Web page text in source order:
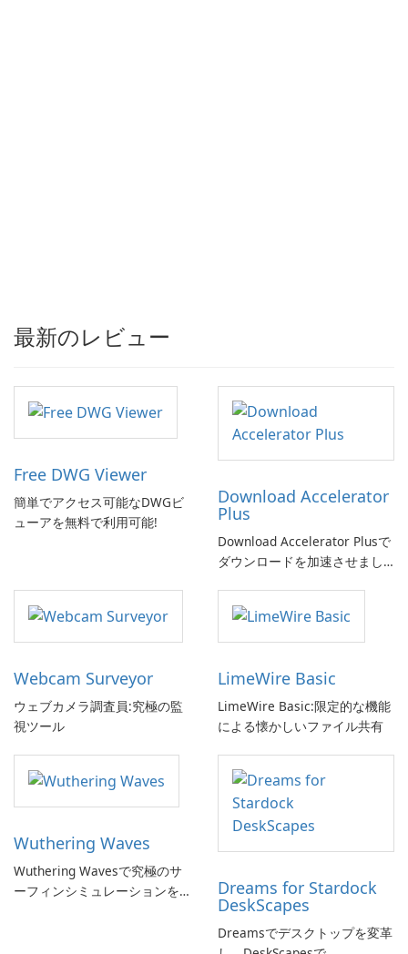
最新のレビュー
Free DWG Viewer
簡単でアクセス可能なDWGビ
ューアを無料で利用可能!
Download Accelerator
Plus
Download Accelerator Plusで
ダウンロードを加速させまし
Webcam Surveyor
ウェブカメラ調査員:究極の監
視ツール
LimeWire Basic
LimeWire Basic:限定的な機能
による懐かしいファイル共有
Wuthering Waves
Wuthering Wavesで究極のサ
ーフィンシミュレーションを
Dreams for Stardock
DeskScapes
Dreamsでデスクトップを変革